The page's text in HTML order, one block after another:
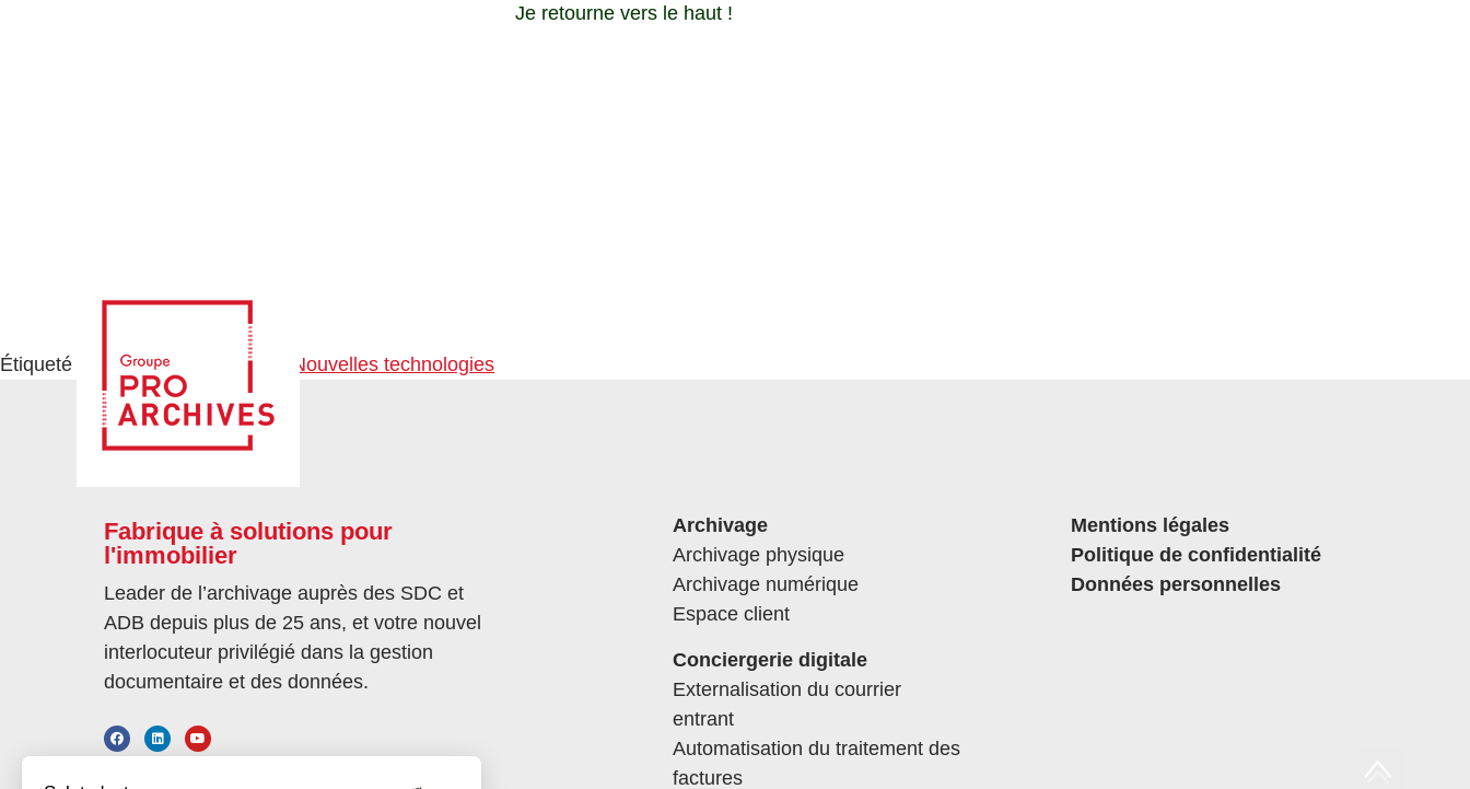
Je retourne vers le haut !
Étiqueté Copropriété Immobilier Nouvelles technologies
Fabrique à solutions pour
l'immobilier
Leader de l’archivage auprès des SDC et
ADB depuis plus de 25 ans, et votre nouvel
interlocuteur privilégié dans la gestion
documentaire et des données.
Archivage
Archivage physique
Archivage numérique
Espace client
Conciergerie digitale
Externalisation du courrier
entrant
Automatisation du traitement des
factures
Mentions légales
Politique de confidentialité
Données personnelles